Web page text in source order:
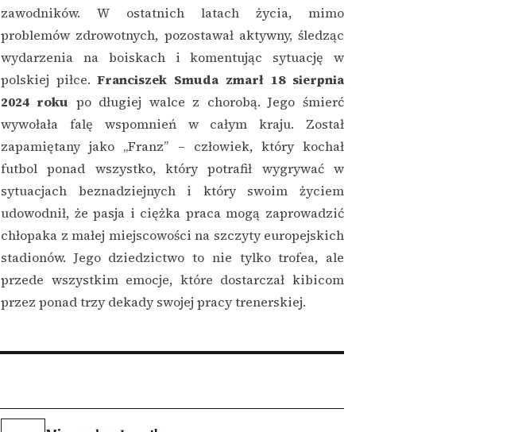
zawodników. W ostatnich latach życia, mimo
problemów zdrowotnych, pozostawał aktywny, śledząc
wydarzenia na boiskach i komentując sytuację w
polskiej piłce. Franciszek Smuda zmarł 18 sierpnia
2024 roku po długiej walce z chorobą. Jego śmierć
wywołała falę wspomnień w całym kraju. Został
zapamiętany jako „Franz” – człowiek, który kochał
futbol ponad wszystko, który potrafił wygrywać w
sytuacjach beznadziejnych i który swoim życiem
udowodnił, że pasja i ciężka praca mogą zaprowadzić
chłopaka z małej miejscowości na szczyty europejskich
stadionów. Jego dziedzictwo to nie tylko trofea, ale
przede wszystkim emocje, które dostarczał kibicom
przez ponad trzy dekady swojej pracy trenerskiej.